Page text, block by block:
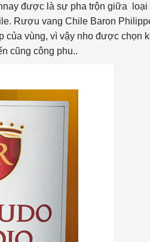
được là sự pha trộn giữa loại
Rượu vang Chile Baron
của vùng, vì vậy nho được chọn
cũng công phu..